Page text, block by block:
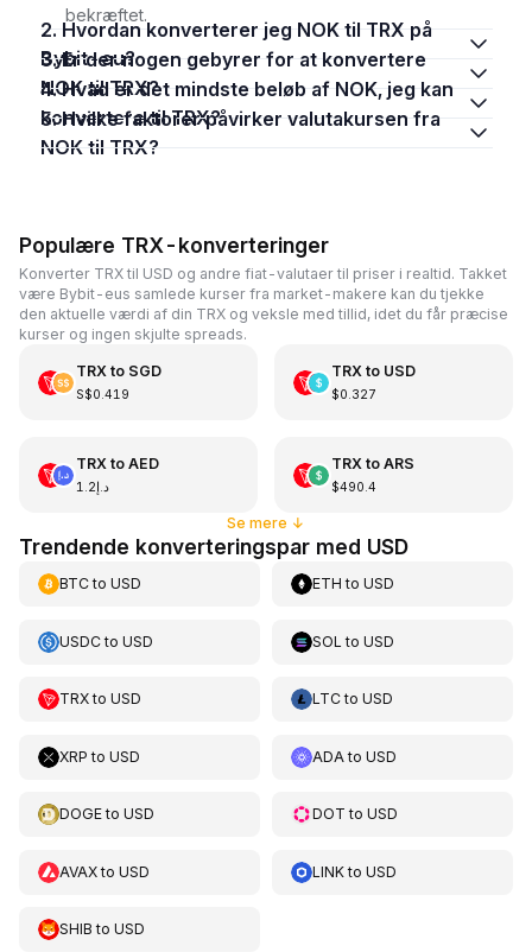
bekræftet.
2. Hvordan konverterer jeg NOK til TRX på
Bybit-eu?
3. Er der nogen gebyrer for at konvertere
NOK til TRX?
4. Hvad er det mindste beløb af NOK, jeg kan
konvertere til TRX?
5. Hvilke faktorer påvirker valutakursen fra
NOK til TRX?
Populære TRX-konverteringer
Konverter TRX til USD og andre fiat-valutaer til priser i realtid. Takket
være Bybit-eus samlede kurser fra market-makere kan du tjekke
den aktuelle værdi af din TRX og veksle med tillid, idet du får præcise
kurser og ingen skjulte spreads.
TRXto SGD
S$0.419
TRXto USD
$0.327
TRXto AED
د.إ1.2
TRXto ARS
$490.4
Se mere ↓
Trendende konverteringspar med USD
BTCto USD ETH toUSD
USDCto USD SOL toUSD
TRXto USD LTCtoUSD
XRP to USD ADA toUSD
DOGEto USD DOT toUSD
AVAXto USD LINKtoUSD
SHIB to USD